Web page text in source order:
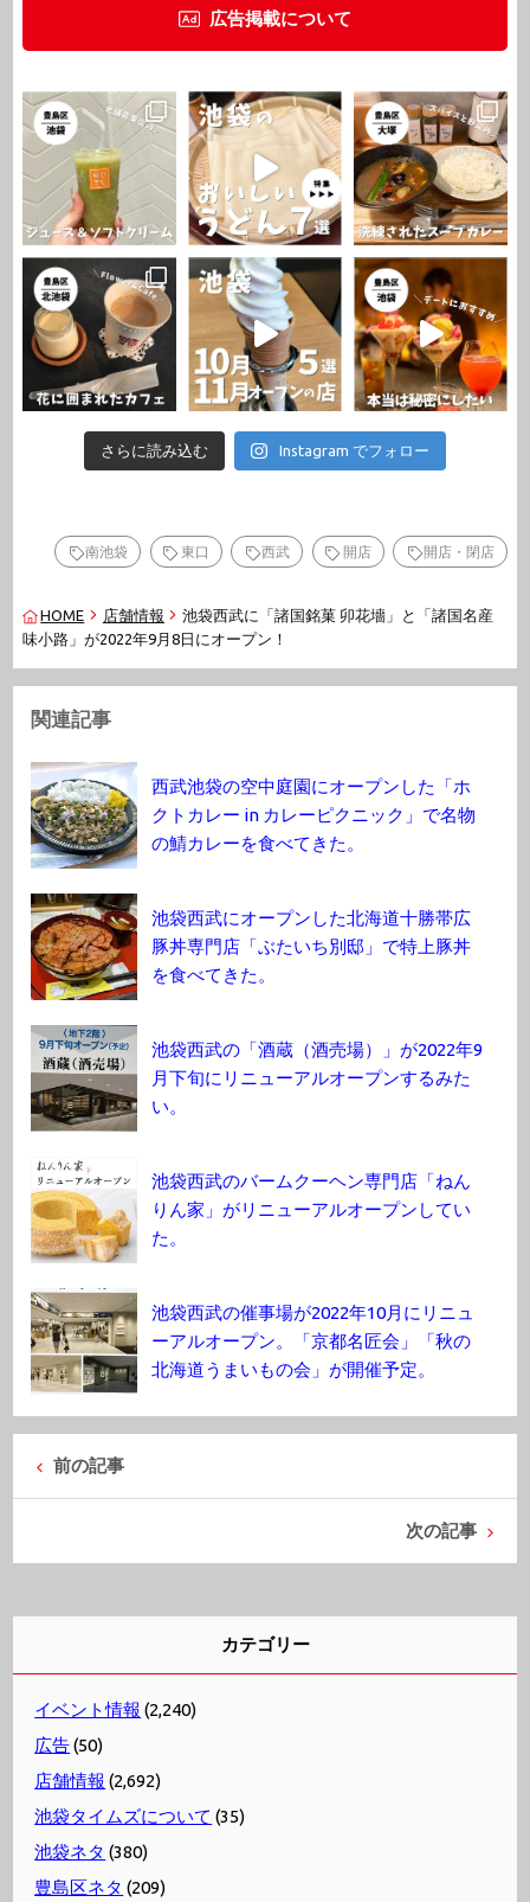
広告掲載について
さらに読み込む Instagram でフォロー
南池袋 東口 西武 開店 開店・閉店
HOME 店舗情報
池袋西武に「諸国銘菓 卯花墻」と「諸国名産
味小路」が2022年9月8日にオープン！
関連記事
西武池袋の空中庭園にオープンした「ホ
クトカレー in カレーピクニック」で名物
の鯖カレーを食べてきた。
池袋西武にオープンした北海道十勝帯広
豚丼専門店「ぶたいち別邸」で特上豚丼
を食べてきた。
池袋西武の「酒蔵（酒売場）」が2022年9
月下旬にリニューアルオープンするみた
い。
池袋西武のバームクーヘン専門店「ねん
りん家」がリニューアルオープンしてい
た。
池袋西武の催事場が2022年10月にリニュ
ーアルオープン。「京都名匠会」「秋の
北海道うまいもの会」が開催予定。
前の記事
次の記事
カテゴリー
イベント情報 (2,240)
広告(50)
店舗情報 (2,692)
池袋タイムズについて (35)
池袋ネタ (380)
豊島区ネタ (209)